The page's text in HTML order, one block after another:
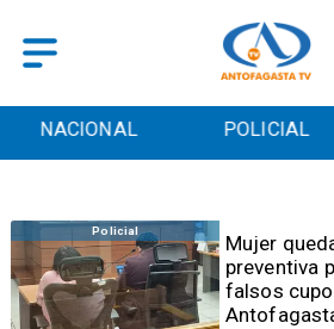
NACIONAL POLICIAL
Policial
Mujer
preventiva
falsos